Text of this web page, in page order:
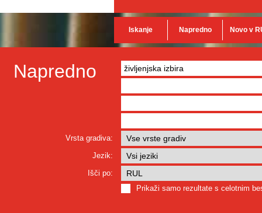
Iskanje Napredno Novo v
Napredno
Vrsta gradiva:
Jezik:
Išči po:
Prikaži samo rezultate s celotnim